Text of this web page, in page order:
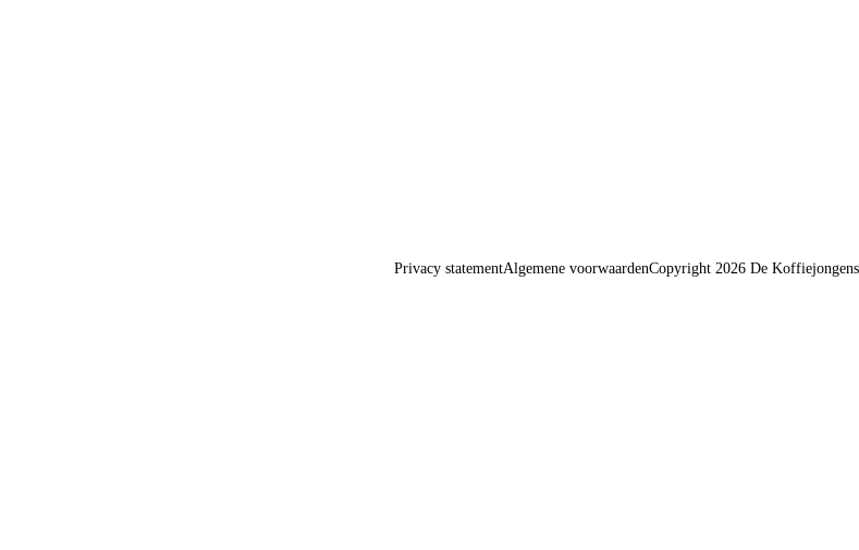
Privacy statementAlgemene voorwaardenCopyright 2026 De Koffiejongens